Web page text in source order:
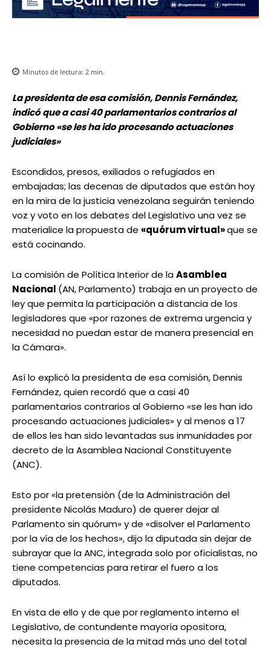
Minutos de lectura: 2 min.
La presidenta de esa comisión, Dennis Fernández,
indicó que a casi 40 parlamentarios contrarios al
Gobierno «se les ha ido procesando actuaciones
judiciales»
Escondidos, presos, exiliados o refugiados en
embajadas; las decenas de diputados que están hoy
en la mira de la justicia venezolana seguirán teniendo
voz y voto en los debates del Legislativo una vez se
materialice la propuesta de «quórum virtual»que se
está cocinando.
La comisión de Política Interior de laAsamblea
Nacional (AN, Parlamento) trabaja en un proyecto de
ley que permita la participación a distancia de los
legisladores que «por razones de extrema urgencia y
necesidad no puedan estar de manera presencial en
la Cámara».
Así lo explicó la presidenta de esa comisión, Dennis
Fernández, quien recordó que a casi 40
parlamentarios contrarios al Gobierno «se les han ido
procesando actuaciones judiciales» y al menos a 17
de ellos les han sido levantadas sus inmunidades por
decreto de la Asamblea Nacional Constituyente
(ANC).
Esto por «la pretensión (de la Administración del
presidente Nicolás Maduro) de querer dejar al
Parlamento sin quórum» y de «disolver el Parlamento
por la vía de los hechos», dijo la diputada sin dejar de
subrayar que la ANC, integrada solo por oficialistas, no
tiene competencias para retirar el fuero a los
diputados.
En vista de ello y de que por reglamento interno el
Legislativo, de contundente mayoría opositora,
necesita la presencia de la mitad más uno del total